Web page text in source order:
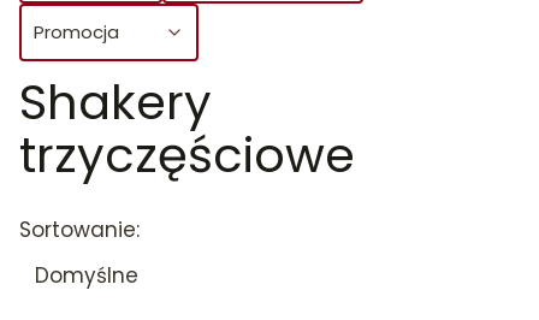
Promocja
Koniec filtrów
Shakery
trzyczęściowe
Lista produktów
Sortowanie:
Domyślne